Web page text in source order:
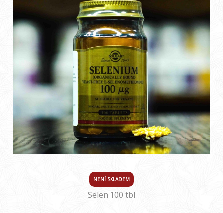
NENÍ SKLADEM
Selen 100 tbl